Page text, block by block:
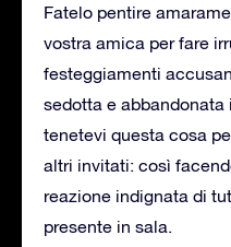
Fatelo pentire
vostra amica per fare
festeggiamenti
sedotta e
tenetevi questa cosa
altri invitati: così
reazione indignata di
presente in sala.